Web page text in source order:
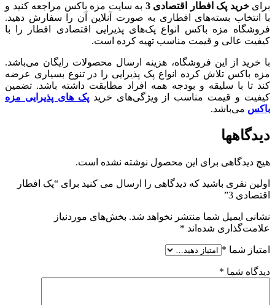
برایخرید پک افطار اقتصادی 3 به سایت مزه باکس مراجعه کنید و
با انتخاب بسته‌های افطاری به صورت آنلاین آن را سفارش دهید.
فروشگاه مزه باکس انواع پک‌های پذیرایی اقتصادی افطار را با
کیفیت عالی و قیمت مناسب تهیه کرده است.
با خرید از این فروشگاه، هزینه ارسال محصولات رایگان می‌باشد.
مزه باکس تلاش کرده انواع پک پذیرایی را در تنوع بسیاری عرضه
کند تا با سلیقه و بودجه همه افراد مطابقت داشته باشد. تضمین
کیفیت و قیمت مناسب از ویژگی‌های خریدپک های پذیرایی مزه
باکس می‌باشد.
دیدگاهها
هیچ دیدگاهی برای این محصول نوشته نشده است.
اولین نفری باشید که دیدگاهی را ارسال می کنید برای “پک افطار
اقتصادی 3”
نشانی ایمیل شما منتشر نخواهد شد. بخش‌های موردنیاز
علامت‌گذاری شده‌اند *
امتیاز شما *
دیدگاه شما *